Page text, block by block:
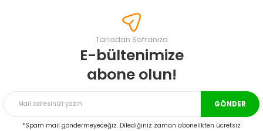
Görüş ve önerileriniz için teşekkür ederiz.
Ürün resmi kalitesiz, bozuk veya görüntülenemiyor.
Ürün bilgilerinde hatalar bulunuyor.
Bu ürüne benzer farklı alternatifler olmalı.
Tarladan Sofranıza
E-bültenimize
abone olun!
GÖNDER
*Spam mail göndermeyeceğiz. Dilediğiniz zaman abonelikten ücretsiz